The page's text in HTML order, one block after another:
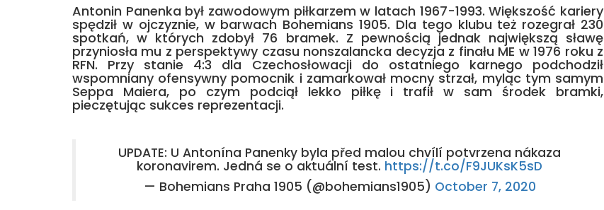
Antonin Panenka był zawodowym piłkarzem w latach 1967-1993. Większość kariery
spędził w ojczyznie, w barwach Bohemians 1905. Dla tego klubu też rozegrał 230
spotkań, w których zdobył 76 bramek. Z pewnością jednak największą sławę
przyniosła mu z perspektywy czasu nonszalancka decyzja z finału ME w 1976 roku z
RFN. Przy stanie 4:3 dla Czechosłowacji do ostatniego karnego podchodził
wspomniany ofensywny pomocnik i zamarkował mocny strzał, myląc tym samym
Seppa Maiera, po czym podciął lekko piłkę i trafił w sam środek bramki,
pieczętując sukces reprezentacji.
UPDATE: U Antonína Panenky byla před malou chvílí potvrzena nákaza
koronavirem. Jedná se o aktuální test. https://t.co/F9JUKsK5sD
— Bohemians Praha 1905 (@bohemians1905) October 7, 2020